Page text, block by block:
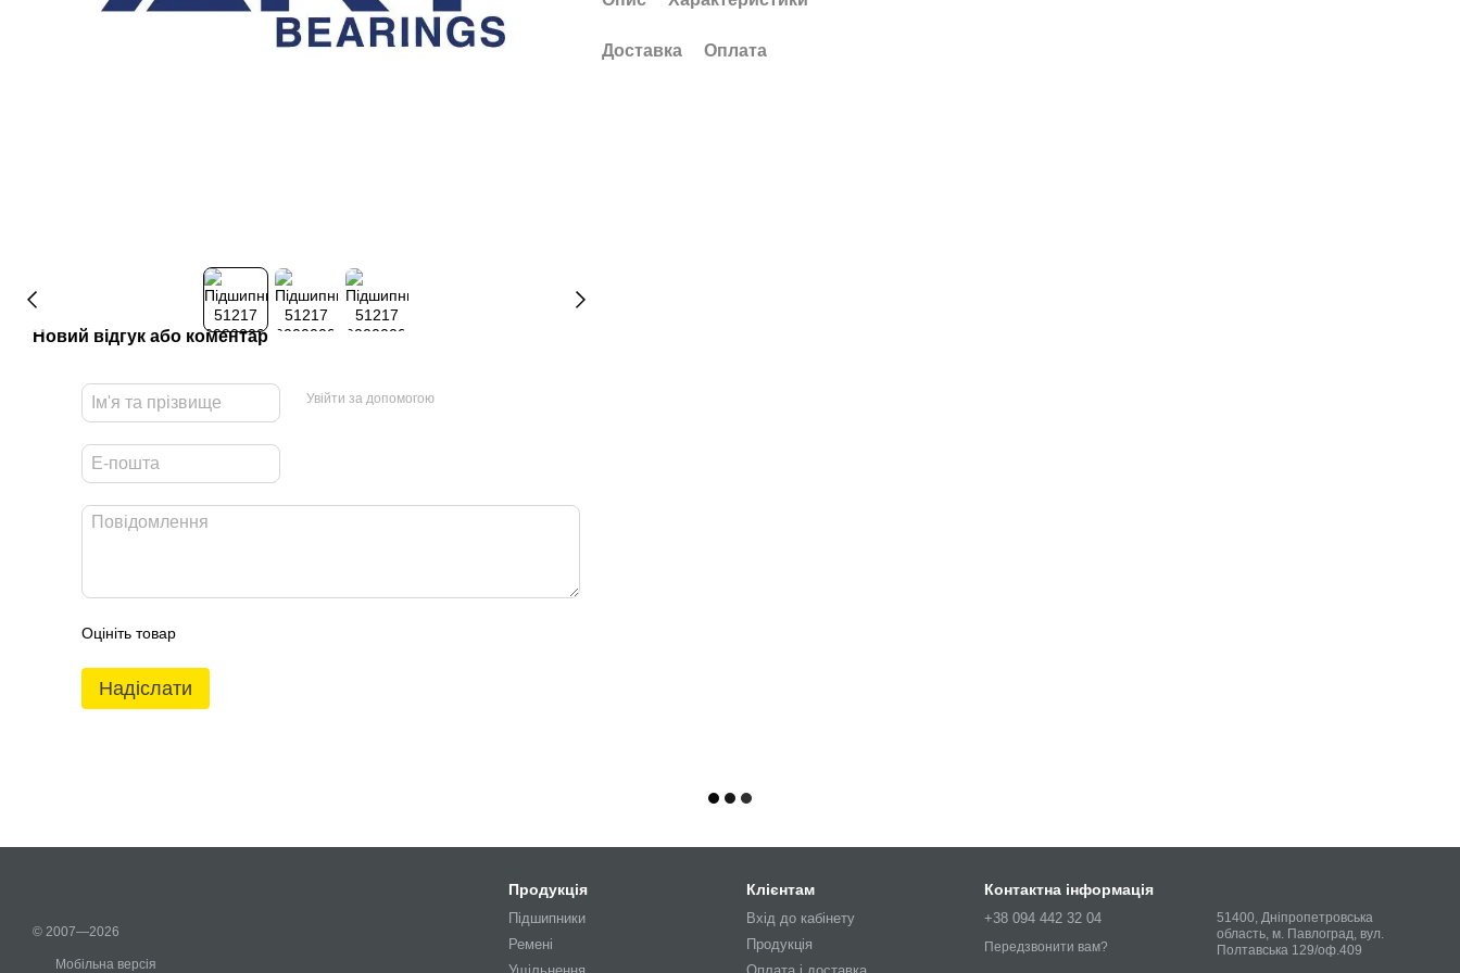
Новий відгук або коментар
Увійти за допомогою
Оцініть товар
Надіслати
Доставка Оплата
© 2007—2026
Мобільна версія
Продукція
Підшипники
Ремені
Клієнтам
Вхід до кабінету
Продукція
Контактна інформація
+38 094 442 32 04
Передзвонити вам?
51400, Дніпропетровська
область, м. Павлоград, вул.
Полтавська 129/оф.409